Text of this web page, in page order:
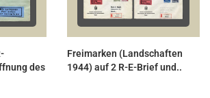
des
Freimarken (Landschaften
1944) auf 2 R-E-Brief und..